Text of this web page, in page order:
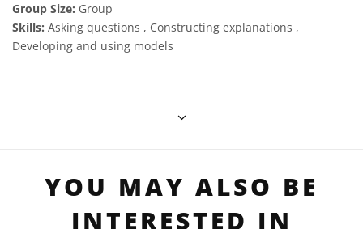
Group Size: Group
Skills: Asking questions , Constructing explanations ,
Developing and using models
YOU MAY ALSO BE
INTERESTED IN